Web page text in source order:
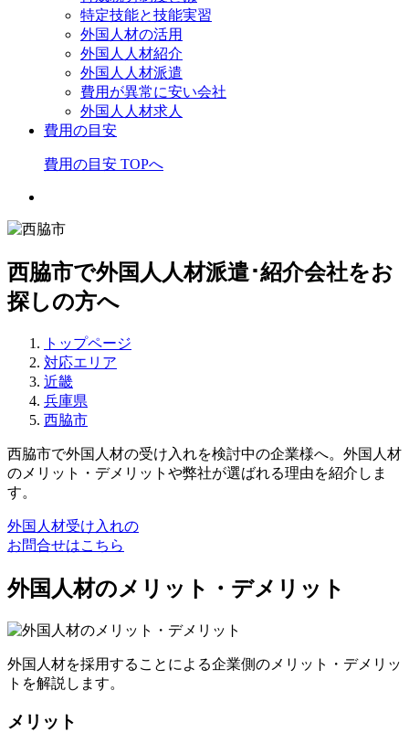
特定技能と技能実習
外国人材の活用
外国人人材紹介
外国人人材派遣
費用が異常に安い会社
外国人人材求人
費用の目安
費用の目安 TOPへ
西脇市で外国人人材派遣･紹介会社をお
探しの方へ
トップページ
対応エリア
近畿
兵庫県
西脇市
西脇市で外国人材の受け入れを検討中の企業様へ。外国人材
のメリット・デメリットや弊社が選ばれる理由を紹介しま
す。
外国人材受け入れの
お問合せはこちら
外国人材のメリット・デメリット
外国人材を採用することによる企業側のメリット・デメリッ
トを解説します。
メリット